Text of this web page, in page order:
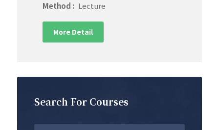
Method : Lecture
More Detail
Search For Courses